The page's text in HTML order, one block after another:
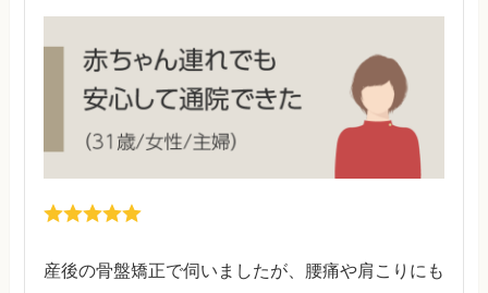
産後の骨盤矯正で伺いましたが、腰痛や肩こりにも